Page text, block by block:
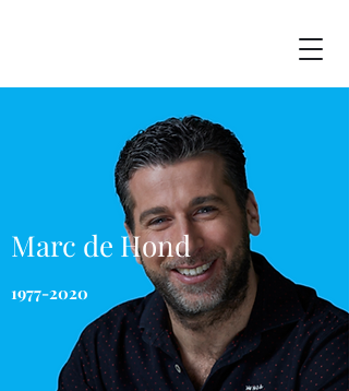
Marc de Hond
1977-2020